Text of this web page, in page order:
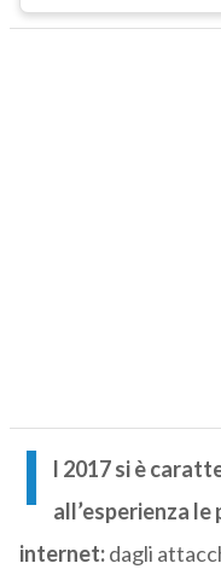
I
l 2017 si è
all’esperienza
internet:dagli